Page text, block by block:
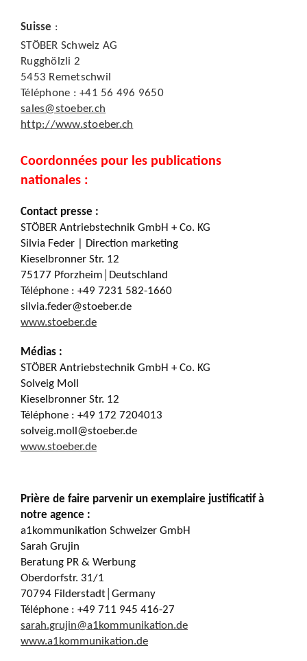
Suisse :
STÖBER Schweiz AG
Rugghölzli 2
5453 Remetschwil
Téléphone : +41 56 496 9650
sales@stoeber.ch
http://www.stoeber.ch
Coordonnées pour les publications
nationales :
Contact presse :
STÖBER Antriebstechnik GmbH + Co. KG
Silvia Feder | Direction marketing
Kieselbronner Str. 12
75177 Pforzheim│Deutschland
Téléphone : +49 7231 582-1660
silvia.feder@stoeber.de
www.stoeber.de
Médias :
STÖBER Antriebstechnik GmbH + Co. KG
Solveig Moll
Kieselbronner Str. 12
Téléphone : +49 172 7204013
solveig.moll@stoeber.de
www.stoeber.de
Prière de faire parvenir un exemplaire justificatif à
notre agence :
a1kommunikation Schweizer GmbH
Sarah Grujin
Beratung PR & Werbung
Oberdorfstr. 31/1
70794 Filderstadt│Germany
Téléphone : +49 711 945 416-27
sarah.grujin@a1kommunikation.de
www.a1kommunikation.de